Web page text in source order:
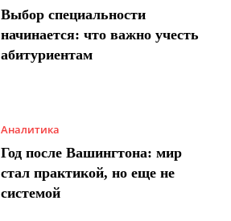
Выбор специальности
начинается: что важно учесть
абитуриентам
Аналитика
Год после Вашингтона: мир
стал практикой, но еще не
системой